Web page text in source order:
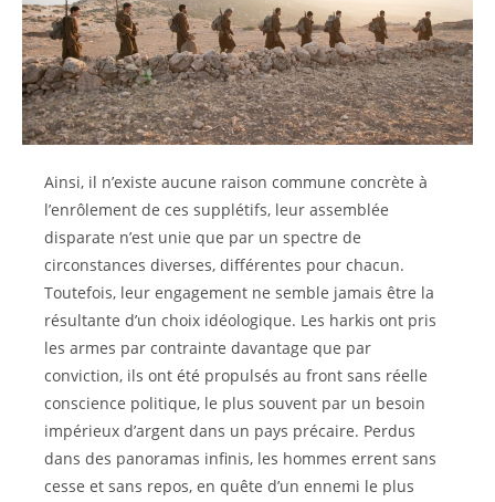
Ainsi, il n’existe aucune raison commune concrète à
l’enrôlement de ces supplétifs, leur assemblée
disparate n’est unie que par un spectre de
circonstances diverses, différentes pour chacun.
Toutefois, leur engagement ne semble jamais être la
résultante d’un choix idéologique. Les harkis ont pris
les armes par contrainte davantage que par
conviction, ils ont été propulsés au front sans réelle
conscience politique, le plus souvent par un besoin
impérieux d’argent dans un pays précaire. Perdus
dans des panoramas infinis, les hommes errent sans
cesse et sans repos, en quête d’un ennemi le plus